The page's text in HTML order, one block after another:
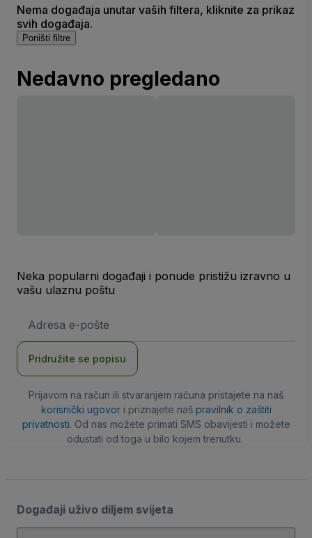
Nema događaja unutar vaših filtera, kliknite za prikaz
svih događaja.
Poništi filtre
Nedavno pregledano
Neka popularni događaji i ponude pristižu izravno u
vašu ulaznu poštu
mail
Pridružite se popisu
Prijavom na račun ili stvaranjem računa pristajete na naš
korisnički ugovori priznajete naš pravilnik o zaštiti
privatnosti. Od nas možete primati SMS obavijesti i možete
odustati od toga u bilo kojem trenutku.
Događaji uživo diljem svijeta